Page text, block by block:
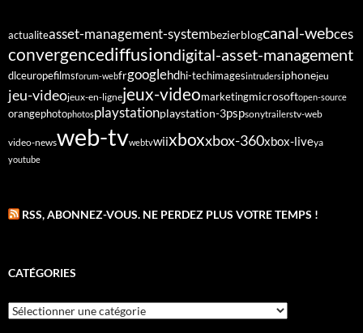
actualiteasset-management-systembezierblogcanal-webces
convergencediffusiondigital-asset-management
dlceuropefilmsforum-webfrgooglehdhi-techimagesintrudersiphonejeu
jeu-videojeux-en-lignejeux-videomarketingmicrosoftopen-source
orangephotophotosplaystationplaystation-3pspsonytrailerstv-web
video-newsweb-tvwebtvwiixboxxbox-360xbox-liveya
youtube
RSS, ABONNEZ-VOUS. NE PERDEZ PLUS VOTRE TEMPS !
CATÉGORIES
Catégories